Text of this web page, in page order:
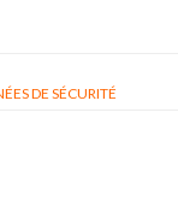
DE SÉCURITÉ